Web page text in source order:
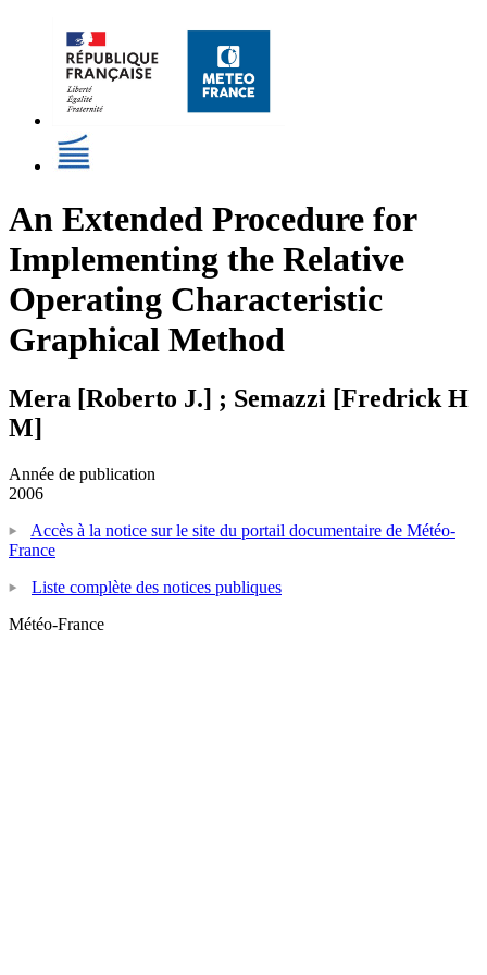
An Extended Procedure for
Implementing the Relative
Operating Characteristic
Graphical Method
Mera [Roberto J.] ; Semazzi [Fredrick H
M]
Année de publication
2006
Accès à la notice sur le site du portail documentaire de Météo-
France
Liste complète des notices publiques
Météo-France